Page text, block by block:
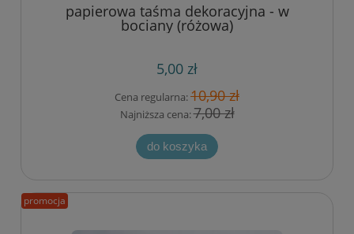
papierowa taśma dekoracyjna - w
bociany (różowa)
5,00 zł
Cena regularna:10,90 zł
Najniższa cena:7,00 zł
do koszyka
promocja